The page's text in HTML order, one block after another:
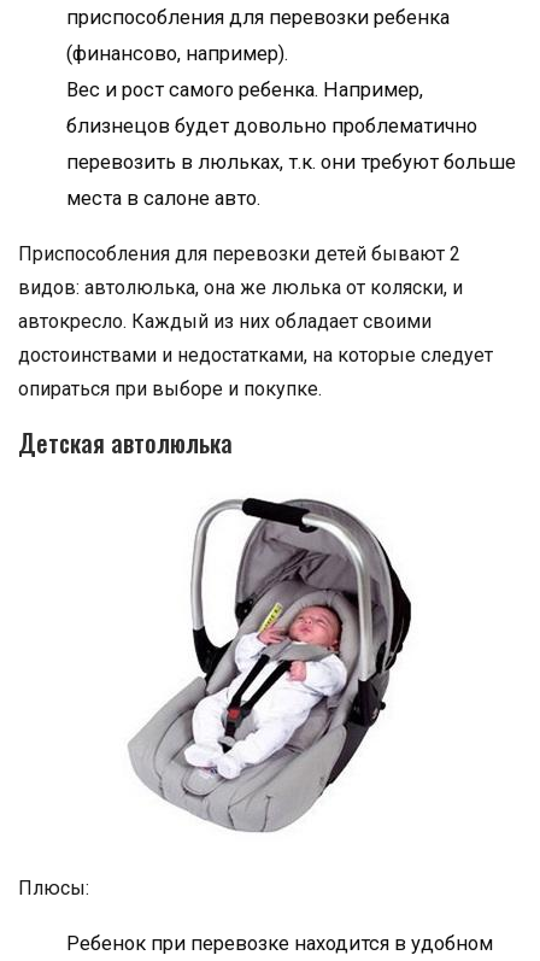
приспособления для перевозки ребенка
(финансово, например).
Вес и рост самого ребенка. Например,
близнецов будет довольно проблематично
перевозить в люльках, т.к. они требуют больше
места в салоне авто.
Приспособления для перевозки детей бывают 2
видов: автолюлька, она же люлька от коляски, и
автокресло. Каждый из них обладает своими
достоинствами и недостатками, на которые следует
опираться при выборе и покупке.
Детская автолюлька
Плюсы:
Ребенок при перевозке находится в удобном